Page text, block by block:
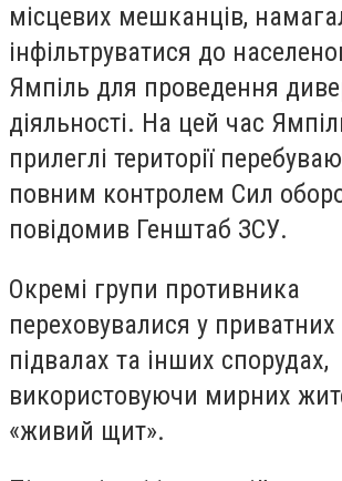
місцевих мешканців,
інфільтруватися до
Ямпіль для проведення
діяльності. На цей час
прилеглі території
повним контролем Сил
повідомив Генштаб ЗСУ.
Окремі групи противника
переховувалися у
підвалах та інших спорудах,
використовуючи мирних
«живий щит».